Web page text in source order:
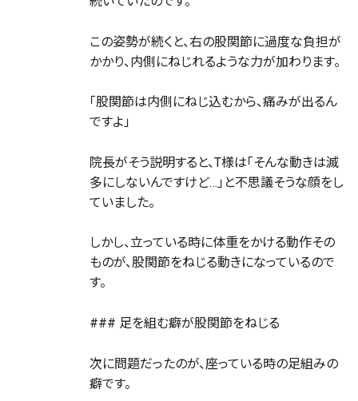
この姿勢が続くと、右の股関節に過度な負担が
かかり、内側にねじれるような力が加わります。
「股関節は内側にねじ込むから、痛みが出るん
ですよ」
院長がそう説明すると、T様は「そんな動きは滅
多にしないんですけど…」と不思議そうな顔をし
ていました。
しかし、立っている時に体重をかける動作その
ものが、股関節をねじる動きになっているので
す。
### 足を組む癖が股関節をねじる
次に問題だったのが、座っている時の足組みの
癖です。